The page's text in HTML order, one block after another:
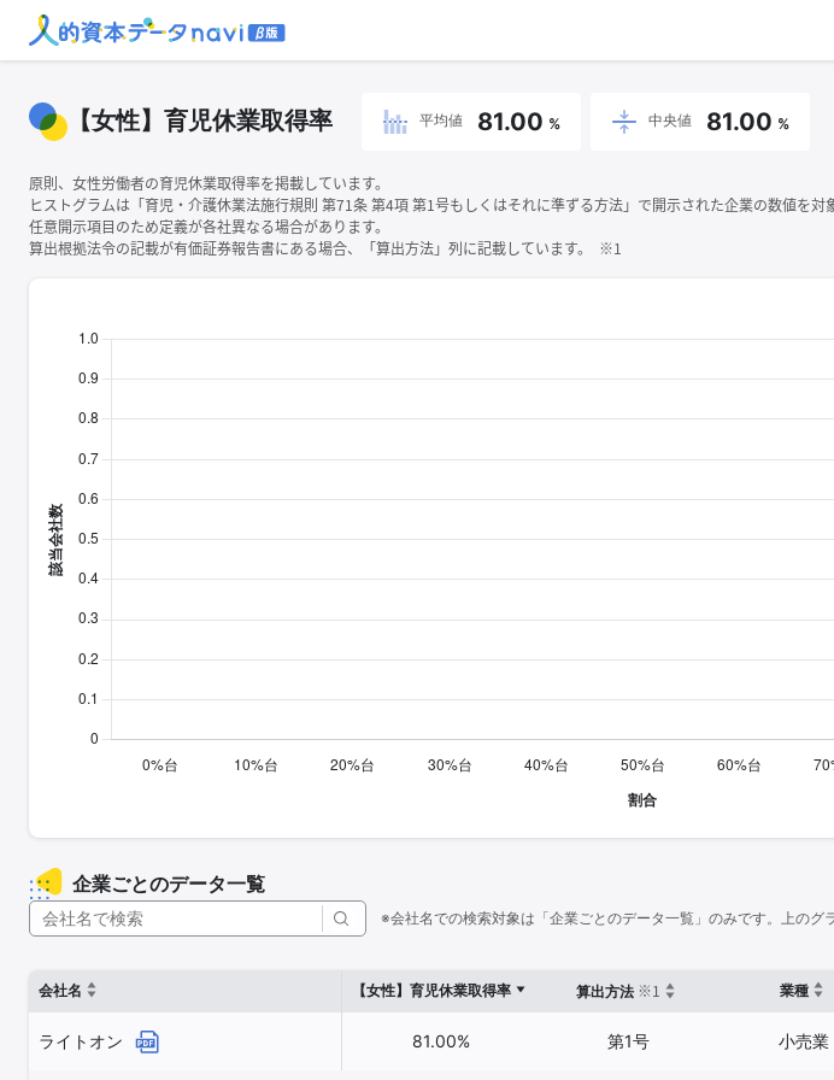
【女性】育児休業取得率 平均値 81.00 % 中央値 81.00 %
原則、女性労働者の育児休業取得率を掲載しています。
ヒストグラムは「育児・介護休業法施行規則 第71条 第4項 第1号もしくはそれに準ずる方法」で開示された企業の数値を対
任意開示項目のため定義が各社異なる場合があります。
算出根拠法令の記載が有価証券報告書にある場合、「算出方法」列に記載しています。 ※1
企業ごとのデータ一覧
※会社名での検索対象は「企業ごとのデータ一覧」のみです。上のグ
会社名 【女性】育児休業取得率 算出方法 ※1 業種
ライトオン 81.00% 第1号 小売業